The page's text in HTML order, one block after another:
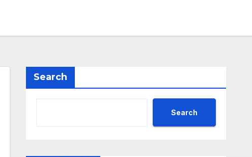
Search
Search